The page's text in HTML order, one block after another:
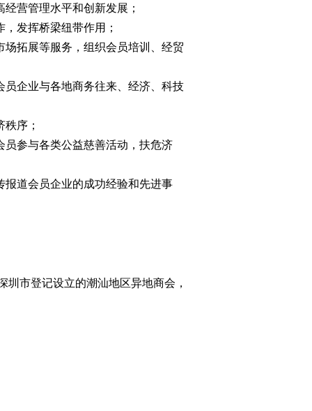
营管理水平和创新发展；
发挥桥梁纽带作用；
场拓展等服务，组织会员培训、经贸
员企业与各地商务往来、经济、科技
序；
员参与各类公益慈善活动，扶危济
报道会员企业的成功经验和先进事
市登记设立的潮汕地区异地商会，